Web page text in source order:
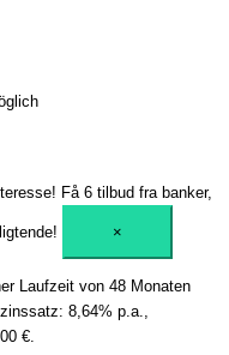
Få 6 tilbud fra banker,
×
Laufzeit von 48 Monaten
8,64% p.a.,
€.